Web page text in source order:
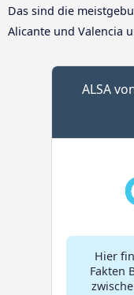
Das sind die
Alicante und Valencia
ALSA
Hier
Fakten